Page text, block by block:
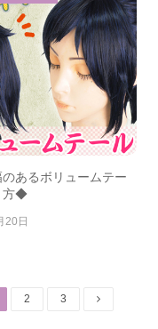
あるボリュームテー
方◆
20日
2 3